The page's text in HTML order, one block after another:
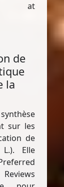
at
de
la
sur les
de
L.). Elle